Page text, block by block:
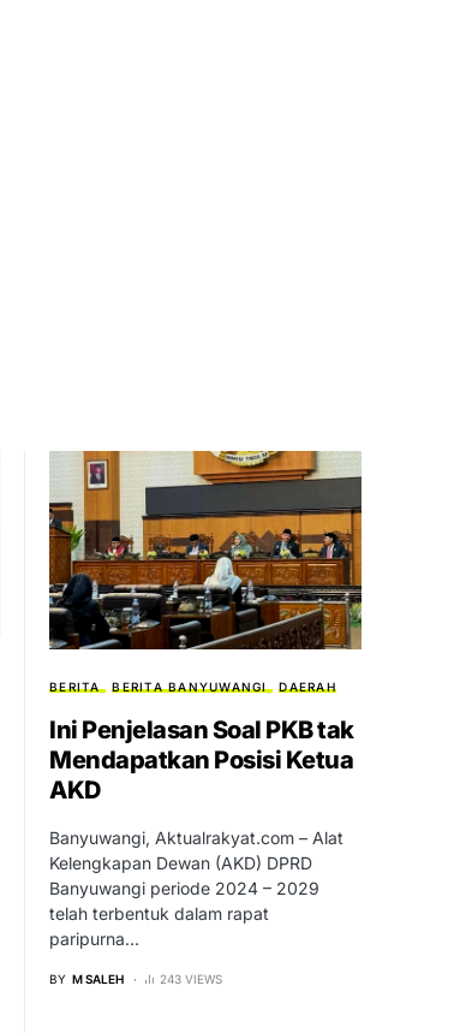
BERITA BERITA BANYUWANGI DAERAH
Ini Penjelasan Soal PKB tak
Mendapatkan Posisi Ketua
AKD
Banyuwangi, Aktualrakyat.com – Alat
Kelengkapan Dewan (AKD) DPRD
Banyuwangi periode 2024 – 2029
telah terbentuk dalam rapat
paripurna…
BY M SALEH 243 VIEWS